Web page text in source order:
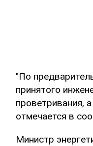
"По
принятого
проветривания,
отмечается в
Министр